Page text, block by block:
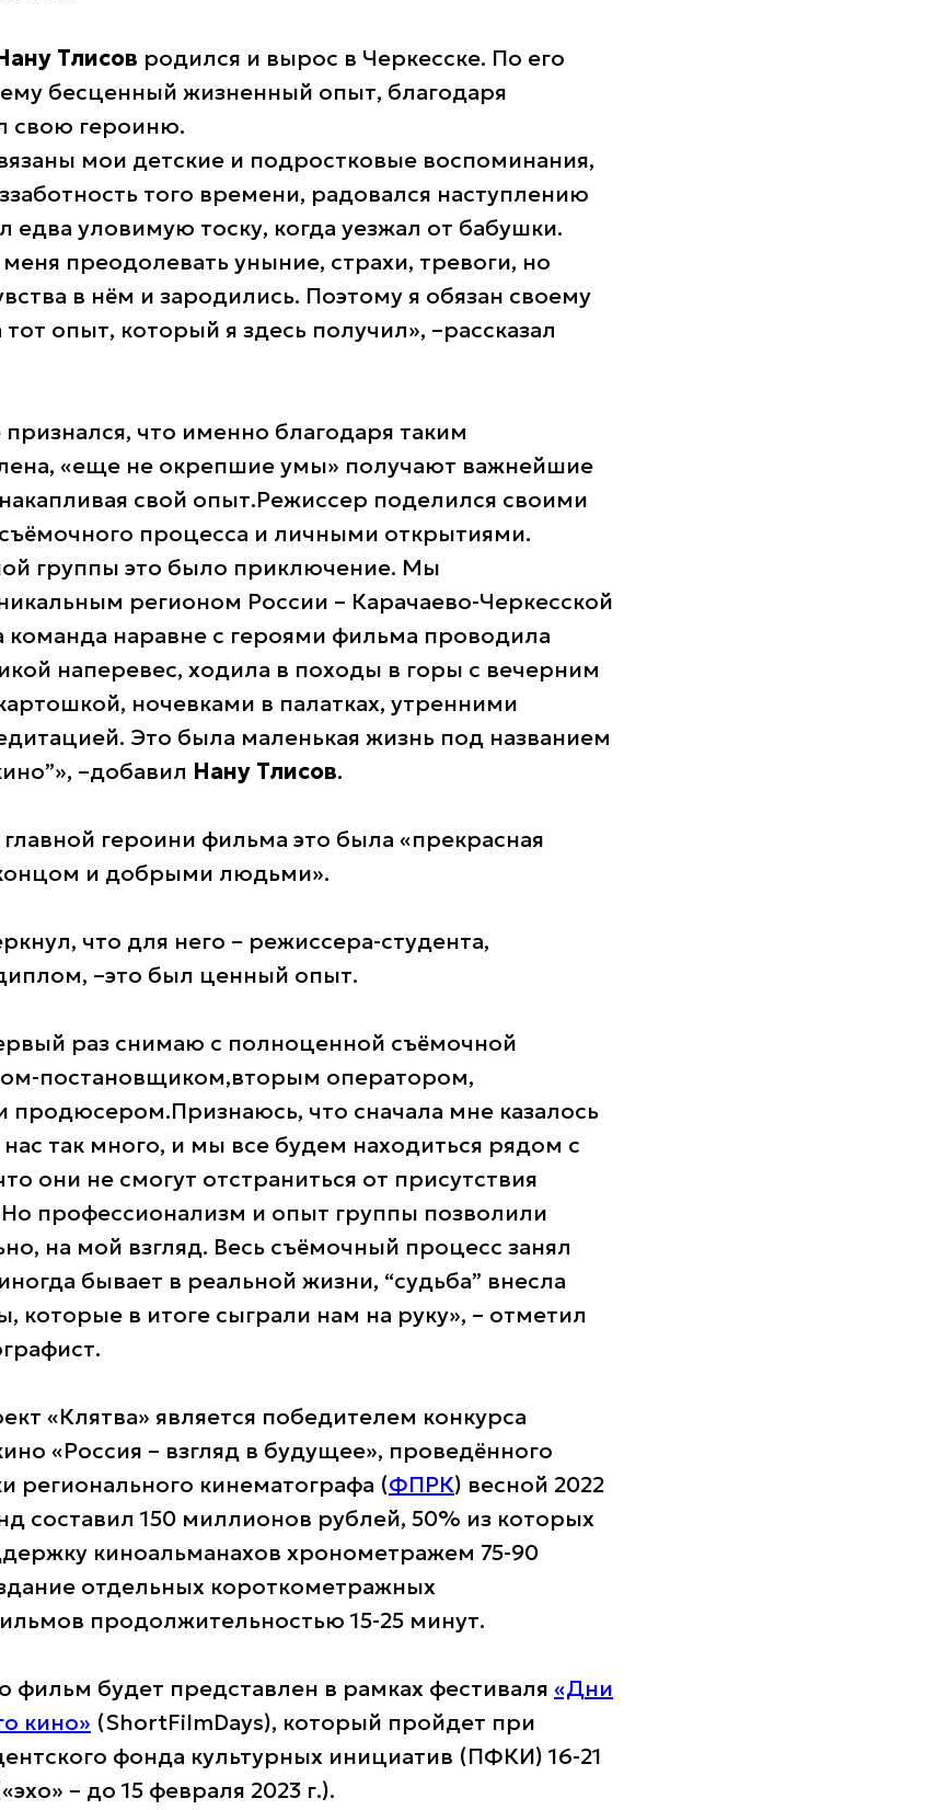
Тлисов родился и вырос в Черкесске. По его
бесценный жизненный опыт, благодаря
свою героиню.
мои детские и подростковые воспоминания,
того времени, радовался наступлению
едва уловимую тоску, когда уезжал от бабушки.
преодолевать уныние, страхи, тревоги, но
в нём и зародились. Поэтому я обязан своему
опыт, который я здесь получил», –рассказал
признался, что именно благодаря таким
«еще не окрепшие умы» получают важнейшие
свой опыт.Режиссер поделился своими
процесса и личными открытиями.
группы это было приключение. Мы
регионом России – Карачаево-Черкесской
команда наравне с героями фильма проводила
наперевес, ходила в походы в горы с вечерним
ночевками в палатках, утренними
Это была маленькая жизнь под названием
–добавил Нану Тлисов.
героини фильма это была «прекрасная
и добрыми людьми».
что для него – режиссера-студента,
–это был ценный опыт.
раз снимаю с полноценной съёмочной
постановщиком,вторым оператором,
продюсером.Признаюсь, что сначала мне казалось
так много, и мы все будем находиться рядом с
они не смогут отстраниться от присутствия
профессионализм и опыт группы позволили
на мой взгляд. Весь съёмочный процесс занял
бывает в реальной жизни, “судьба” внесла
которые в итоге сыграли нам на руку», – отметил
.
«Клятва» является победителем конкурса
«Россия – взгляд в будущее», проведённого
кинематографа (ФПРК) весной 2022
составил 150 миллионов рублей, 50% из которых
киноальманахов хронометражем 75-90
отдельных короткометражных
продолжительностью 15-25 минут.
фильм будет представлен в рамках фестиваля «Дни
кино» (ShortFilmDays), который пройдет при
фонда культурных инициатив (ПФКИ) 16-21
– до 15 февраля 2023 г.).